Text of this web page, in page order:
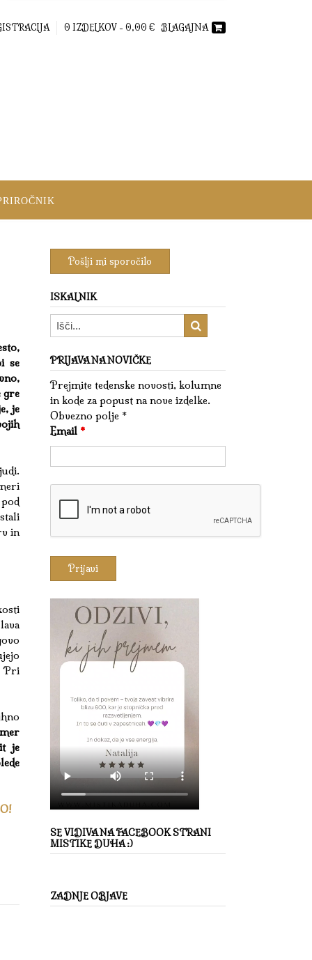
0 IZDELKOV - 0,00 € BLAGAJNA
se
gre
je
in
Pri
je
ISKALNIK
PRIJAVA NA NOVIČKE
Prejmite tedenske novosti, kolumne
in kode za popust na nove izdelke.
Obvezno polje *
Email *
SE VIDIVA NA FACEBOOK STRANI
MISTIKE DUHA :)
ZADNJE OBJAVE